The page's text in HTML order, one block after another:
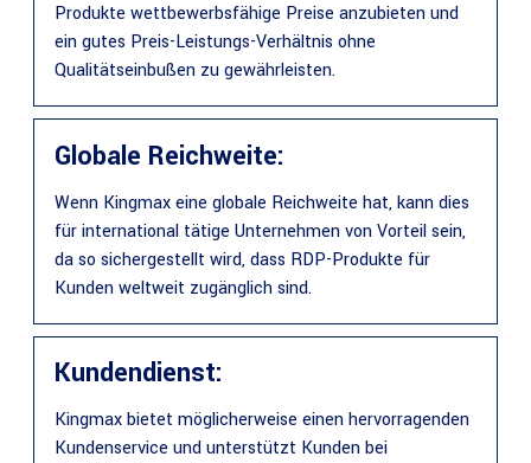
Produkte wettbewerbsfähige Preise anzubieten und
ein gutes Preis-Leistungs-Verhältnis ohne
Qualitätseinbußen zu gewährleisten.
Globale Reichweite:
Wenn Kingmax eine globale Reichweite hat, kann dies
für international tätige Unternehmen von Vorteil sein,
da so sichergestellt wird, dass RDP-Produkte für
Kunden weltweit zugänglich sind.
Kundendienst:
Kingmax bietet möglicherweise einen hervorragenden
Kundenservice und unterstützt Kunden bei